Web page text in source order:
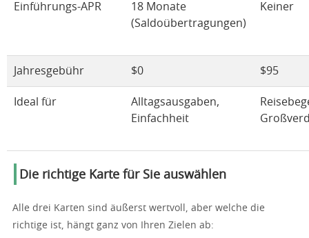
Einführungs-APR
18 Monate
(Saldoübertragungen)
Keiner
Jahresgebühr $0 $95
Ideal für
Alltagsausgaben,
Einfachheit
Die richtige Karte für Sie auswählen
Alle drei Karten sind äußerst wertvoll, aber welche die
richtige ist, hängt ganz von Ihren Zielen ab: